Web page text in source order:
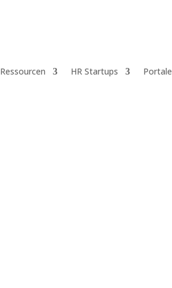
Ressourcen HR Startups Portale